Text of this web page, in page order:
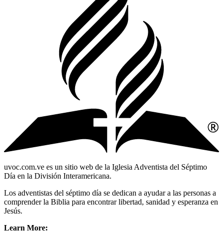
uvoc.com.ve es un sitio web de la Iglesia Adventista del Séptimo
Día en la División Interamericana.
Los adventistas del séptimo día se dedican a ayudar a las personas a
comprender la Biblia para encontrar libertad, sanidad y esperanza en
Jesús.
Learn More: